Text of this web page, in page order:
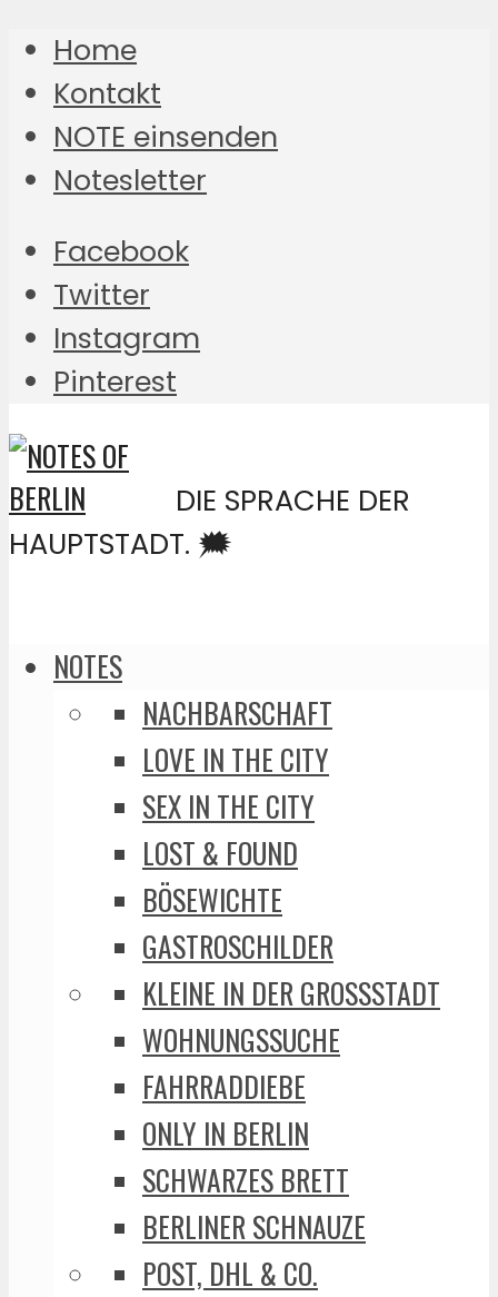
Home
Kontakt
NOTE einsenden
Notesletter
Facebook
Twitter
Instagram
Pinterest
DIE SPRACHE DER
HAUPTSTADT. 🗯️
NOTES
NACHBARSCHAFT
LOVE IN THE CITY
SEX IN THE CITY
LOST & FOUND
BÖSEWICHTE
GASTROSCHILDER
KLEINE IN DER GROSSSTADT
WOHNUNGSSUCHE
FAHRRADDIEBE
ONLY IN BERLIN
SCHWARZES BRETT
BERLINER SCHNAUZE
POST, DHL & CO.